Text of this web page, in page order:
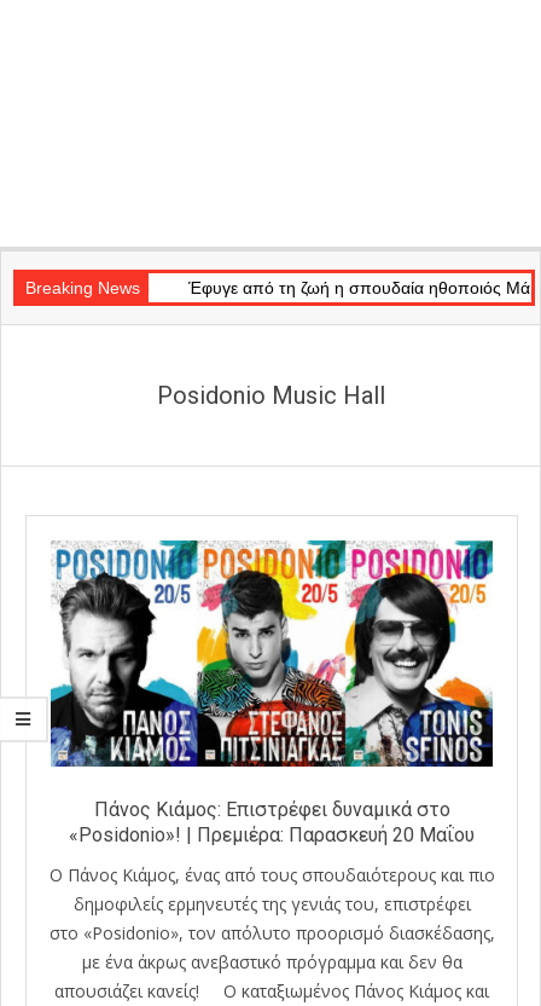
Navigation
Menu
Breaking News
Light» Έφυγε από τη ζωή η σπουδαία ηθοποιός Μάρω Κοντού
Posidonio Music Hall
Πάνος Κιάμος: Επιστρέφει δυναμικά στο
«Posidonio»! | Πρεμιέρα: Παρασκευή 20 Μαΐου
Ο Πάνος Κιάμος, ένας από τους σπουδαιότερους και πιο
δημοφιλείς ερμηνευτές της γενιάς του, επιστρέφει
στο «Posidonio», τον απόλυτο προορισμό διασκέδασης,
με ένα άκρως ανεβαστικό πρόγραμμα και δεν θα
απουσιάζει κανείς! Ο καταξιωμένος Πάνος Κιάμος και